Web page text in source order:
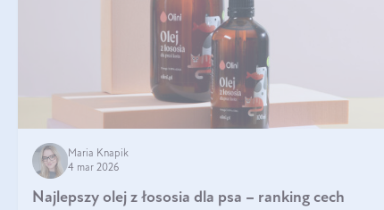
Maria Knapik
4 mar 2026
Najlepszy olej z łososia dla psa – ranking cech